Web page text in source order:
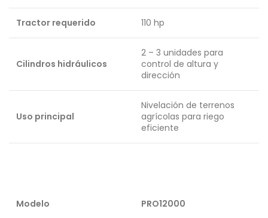
Tractor requerido 110 hp
Cilindros hidráulicos
2 – 3 unidades para
control de altura y
dirección
Uso principal
Nivelación de terrenos
agrícolas para riego
eficiente
Modelo PRO12000